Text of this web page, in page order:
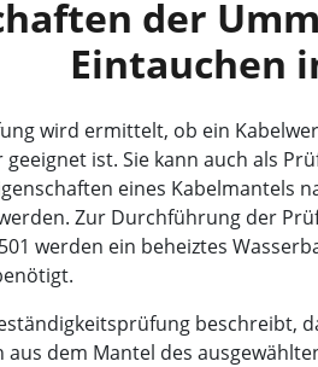
der
Eintauchen
wird ermittelt, ob ein
ist. Sie kann auch als
eines Kabelmantels
Zur Durchführung der
werden ein beheiztes
beschreibt,
dem Mantel des